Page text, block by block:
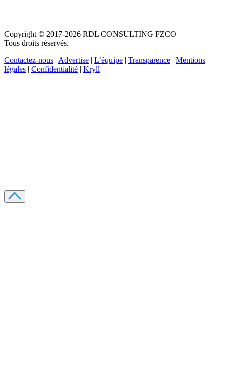
Copyright © 2017-2026 RDL CONSULTING FZCO
Tous droits réservés.
Contactez-nous | Advertise | L’équipe | Transparence | Mentions
légales | Confidentialité | Kryll